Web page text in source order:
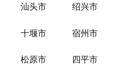
汕头市 绍兴市
十堰市 宿州市
松原市 四平市